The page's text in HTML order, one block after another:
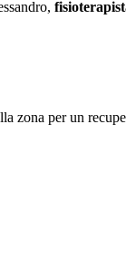
zona per un